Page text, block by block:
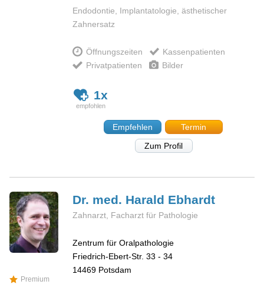
Endodontie, Implantatologie, ästhetischer
Zahnersatz
Öffnungszeiten
Kassenpatienten
Privatpatienten
Bilder
1x
Empfehlen
Termin
Zum Profil
Premium
Dr. med. Harald Ebhardt
Zahnarzt, Facharzt für Pathologie
Zentrum für Oralpathologie
Friedrich-Ebert-Str. 33 - 34
14469 Potsdam